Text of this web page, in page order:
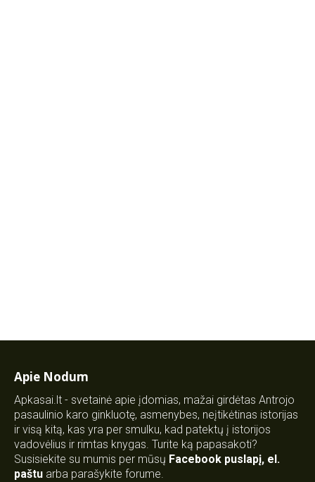
Apie Nodum
Apkasai.lt - svetainė apie įdomias, mažai girdėtas Antrojo
pasaulinio karo ginkluotę, asmenybes, neįtikėtinas istorijas
ir visą kitą, kas yra per smulku, kad patektų į istorijos
vadovėlius ir rimtas knygas. Turite ką papasakoti?
Susisiekite su mumis per mūsų Facebook puslapį, el.
paštu arba parašykite forume.